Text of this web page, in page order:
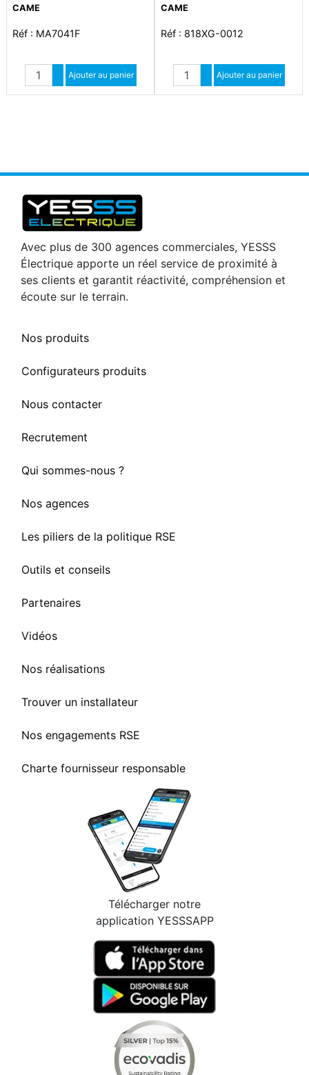
CAME
Réf : MA7041F
Quantité
Augmenter quantité
Diminuer quantité
Ajouter au panier
radars
CAME
Réf : 818XG-0012
Quantité
Augmenter quantité
Diminuer quantité
Ajouter au panier
Avec plus de 300 agences commerciales, YESSS
Électrique apporte un réel service de proximité à
ses clients et garantit réactivité, compréhension et
écoute sur le terrain.
Nos produits
Configurateurs produits
Nous contacter
Recrutement
Qui sommes-nous ?
Nos agences
Les piliers de la politique RSE
Outils et conseils
Partenaires
Vidéos
Nos réalisations
Trouver un installateur
Nos engagements RSE
Charte fournisseur responsable
Télécharger notre
application YESSSAPP